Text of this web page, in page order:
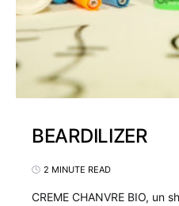
BEARDILIZER
2 MINUTE READ
CREME CHANVRE BIO, un